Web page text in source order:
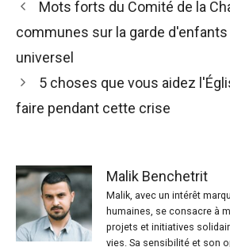
Mots forts du Comité de la
communes sur la garde
universel
5 choses que vous aidez
faire pendant cette crise
Malik Benchetrit
Malik, avec un intérêt
humaines, se consacre à
projets et initiatives
vies. Sa sensibilité et son